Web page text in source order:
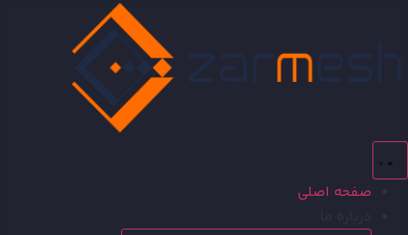
صفحه اصلی